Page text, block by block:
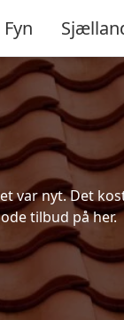
Fyn
var nyt. Det
tilbud på her.